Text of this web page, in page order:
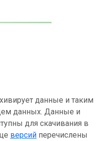
данные и таким
данных. Данные и
для скачивания в
версий перечислены